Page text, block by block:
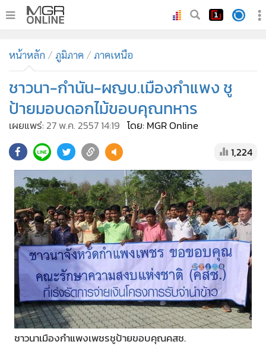
ทันเหตุการณ์
• ภาคใต้
• ภูมิภาค
Online Section
• ผู้จัดการรายวัน
คอลัมนิสต์
ละคร
CbizReview
Cyber BIZ
ผู้จัดกวน
Good health & Well-being
Green Innovation & SD
Management & HR
MGR Live
Infographic
หน้าหลัก ภูมิภาค ภาคเหนือ
ชาวนา-กำนัน-ผญบ.เมืองกำแพง ชู
ป้ายมอบดอกไม้ขอบคุณทหาร
เผยแพร่: 27 พ.ค. 2557 14:19 โดย: MGR Online
1,224
ชาวนาเมืองกำแพงเพชรชูป้ายขอบคุณคสช.